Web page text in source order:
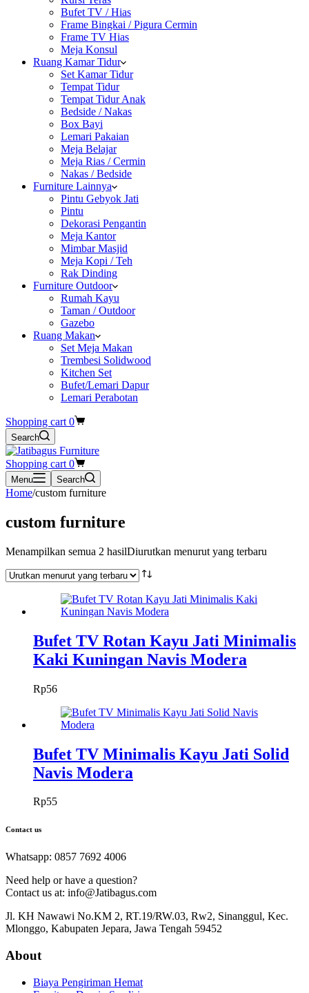
Bufet TV / Hias
Frame Bingkai / Pigura Cermin
Frame TV Hias
Meja Konsul
Ruang Kamar Tidur
Set Kamar Tidur
Tempat Tidur
Tempat Tidur Anak
Bedside / Nakas
Box Bayi
Lemari Pakaian
Meja Belajar
Meja Rias / Cermin
Nakas / Bedside
Furniture Lainnya
Pintu Gebyok Jati
Pintu
Dekorasi Pengantin
Meja Kantor
Mimbar Masjid
Meja Kopi / Teh
Rak Dinding
Furniture Outdoor
Rumah Kayu
Taman / Outdoor
Gazebo
Ruang Makan
Set Meja Makan
Trembesi Solidwood
Kitchen Set
Bufet/Lemari Dapur
Lemari Perabotan
Shopping cart 0
Search
Shopping cart 0
Menu Search
Home/custom furniture
custom furniture
Menampilkan semua 2 hasilDiurutkan menurut yang terbaru
Bufet TV Rotan Kayu Jati Minimalis
Kaki Kuningan Navis Modera
Rp56
Bufet TV Minimalis Kayu Jati Solid
Navis Modera
Rp55
Contact us
Whatsapp: 0857 7692 4006
Need help or have a question?
Contact us at: info@Jatibagus.com
Jl. KH Nawawi No.KM 2, RT.19/RW.03, Rw2, Sinanggul, Kec.
Mlonggo, Kabupaten Jepara, Jawa Tengah 59452
About
Biaya Pengiriman Hemat